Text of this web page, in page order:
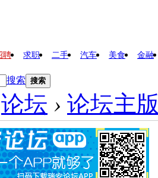
聘 求职 二手 汽车 美食 金融
搜索 搜索
论坛 › 论坛主